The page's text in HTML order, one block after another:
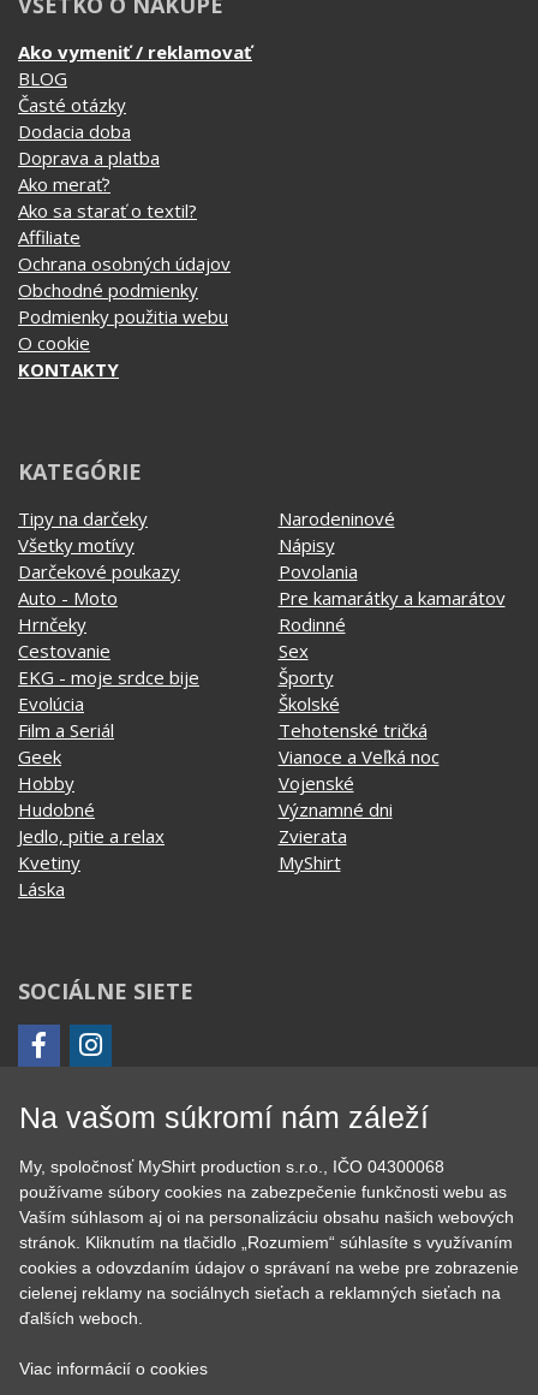
VŠETKO O NÁKUPE
Ako vymeniť / reklamovať
BLOG
Časté otázky
Dodacia doba
Doprava a platba
Ako merať?
Ako sa starať o textil?
Affiliate
Ochrana osobných údajov
Obchodné podmienky
Podmienky použitia webu
KATEGÓRIE
Tipy na darčeky
Všetky motívy
Darčekové poukazy
Auto - Moto
Hrnčeky
Cestovanie
EKG - moje srdce bije
Evolúcia
Film a Seriál
Geek
Hobby
Hudobné
Jedlo, pitie a relax
Narodeninové
Nápisy
Povolania
Pre kamarátky a kamarátov
Rodinné
Sex
Športy
Školské
Tehotenské tričká
Vianoce a Veľká noc
Vojenské
Významné dni
Zvierata
SOCIÁLNE SIETE
KONTAKT
MyShirt production s.r.o.
+420 606 105 375
info@myshirt.cz
Na vašom súkromí nám záleží
My, spoločnosť MyShirt production s.r.o., IČO 04300068
používame súbory cookies na zabezpečenie funkčnosti webu as
Vaším súhlasom aj oi na personalizáciu obsahu našich webových
stránok. Kliknutím na tlačidlo „Rozumiem“ súhlasíte s využívaním
cookies a odovzdaním údajov o správaní na webe pre zobrazenie
cielenej reklamy na sociálnych sieťach a reklamných sieťach na
ďalších weboch.
Viac informácií o cookies